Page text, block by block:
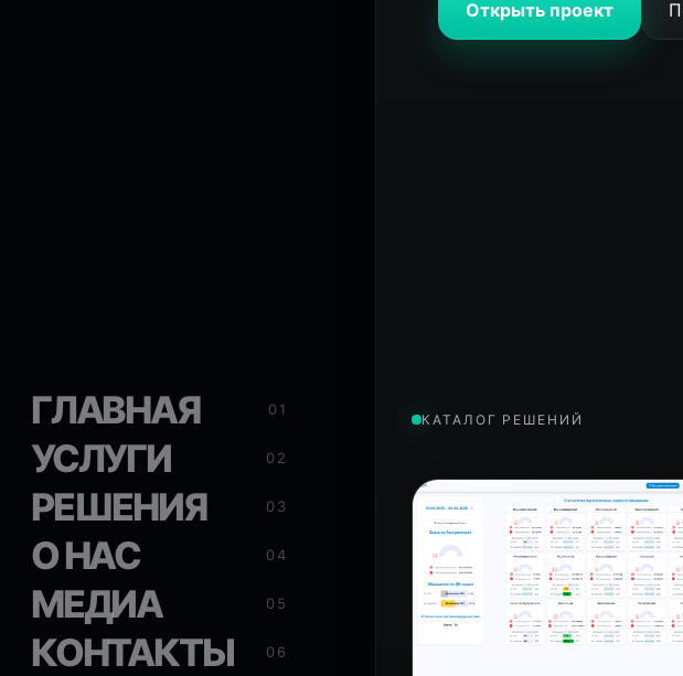
ГЛАВНАЯ 01
УСЛУГИ 02
РЕШЕНИЯ 03
О НАС 04
МЕДИА 05
КОНТАКТЫ 06
Открыть проект
КАТАЛОГ РЕШЕНИЙ